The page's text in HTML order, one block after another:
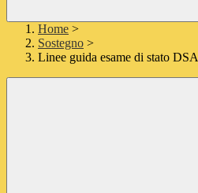
Home >
Sostegno >
Linee guida esame di stato DSA